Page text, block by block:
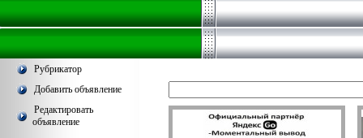
Рубрикатор
Добавить объявление
Редактировать
объявление